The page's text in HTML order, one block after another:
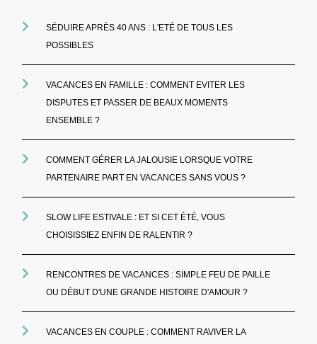
SÉDUIRE APRÈS 40 ANS : L'ETÉ DE TOUS LES
POSSIBLES
VACANCES EN FAMILLE : COMMENT EVITER LES
DISPUTES ET PASSER DE BEAUX MOMENTS
ENSEMBLE ?
COMMENT GÉRER LA JALOUSIE LORSQUE VOTRE
PARTENAIRE PART EN VACANCES SANS VOUS ?
SLOW LIFE ESTIVALE : ET SI CET ÉTÉ, VOUS
CHOISISSIEZ ENFIN DE RALENTIR ?
RENCONTRES DE VACANCES : SIMPLE FEU DE PAILLE
OU DÉBUT D'UNE GRANDE HISTOIRE D'AMOUR ?
VACANCES EN COUPLE : COMMENT RAVIVER LA